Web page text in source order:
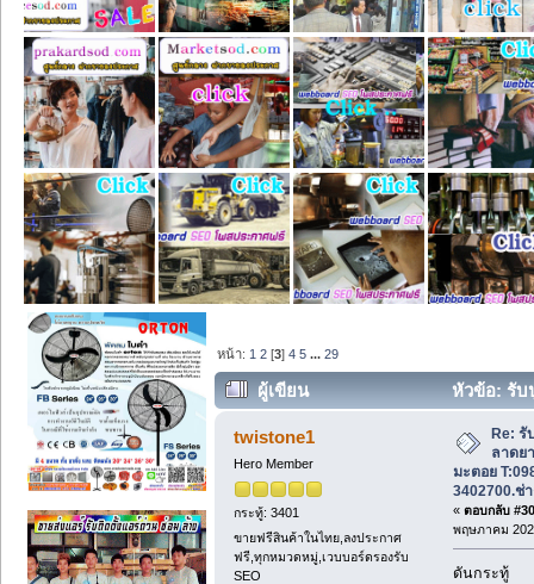
หน้า: 1 2 [3]4 5 ...29
ผู้เขียน
หัวข้อ: รับ
มะตอย T:0982399825, 085-3402700.
twistone1
Hero Member
กระทู้: 3401
ขายฟรีสินค้าในไทย,ลงประกาศ
ฟรี,ทุกหมวดหมู่,เวบบอร์ดรองรับ
SEO
Re: รั
ลาดย
มะตอย
3402700.ช่
« ตอบกลับ
พฤษภาคม
ดันกระทู้